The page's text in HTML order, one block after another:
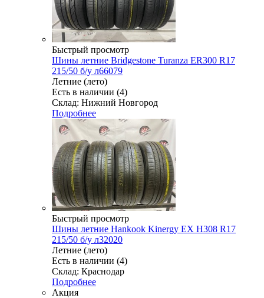
Быстрый просмотр
Шины летние Bridgestone Turanza ER300 R17
215/50 б/у л66079
Летние (лето)
Есть в наличии (4)
Склад: Нижний Новгород
Подробнее
Быстрый просмотр
Шины летние Hankook Kinergy EX H308 R17
215/50 б/у л32020
Летние (лето)
Есть в наличии (4)
Склад: Краснодар
Подробнее
Акция